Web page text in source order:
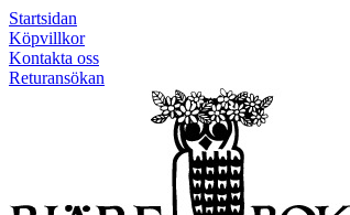
Startsidan
Köpvillkor
Kontakta oss
Returansökan